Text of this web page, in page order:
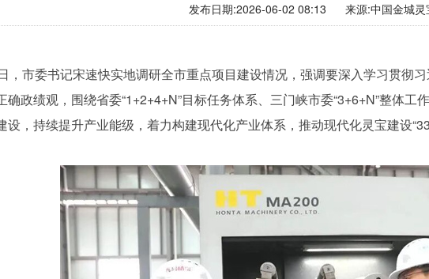
发布日期:2026-06-02 08:13 来源:中国金城
，市委书记宋速快实地调研全市重点项目建设情况，强调要深入学习贯彻
确政绩观，围绕省委“1+2+4+N”目标任务体系、三门峡市委“3+6+N”整体
设，持续提升产业能级，着力构建现代化产业体系，推动现代化灵宝建设